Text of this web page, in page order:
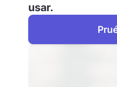
usar.